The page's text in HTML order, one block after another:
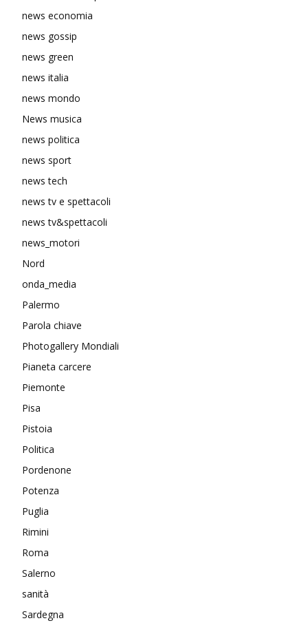
news economia
news gossip
news green
news italia
news mondo
News musica
news politica
news sport
news tech
news tv e spettacoli
news tv&spettacoli
news_motori
Nord
onda_media
Palermo
Parola chiave
Photogallery Mondiali
Pianeta carcere
Piemonte
Pisa
Pistoia
Politica
Pordenone
Potenza
Puglia
Rimini
Roma
Salerno
sanità
Sardegna